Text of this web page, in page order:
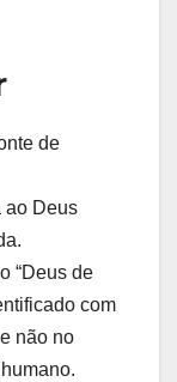
de
ao Deus
“Deus de
com
não no